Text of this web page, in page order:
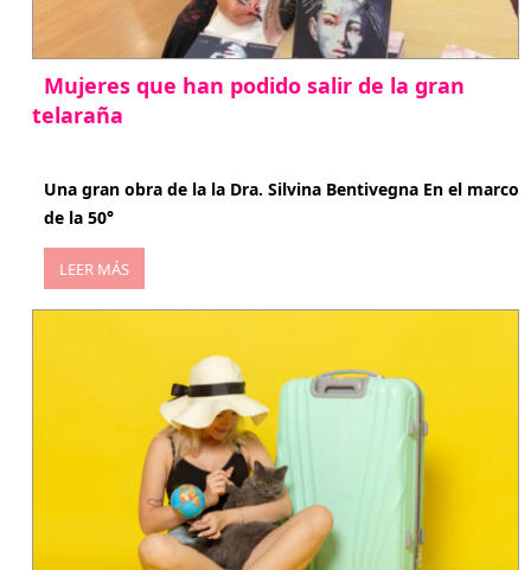
Mujeres que han podido salir de la gran
telaraña
Una gran obra de la la Dra. Silvina Bentivegna En el marco
de la 50°
LEER MÁS